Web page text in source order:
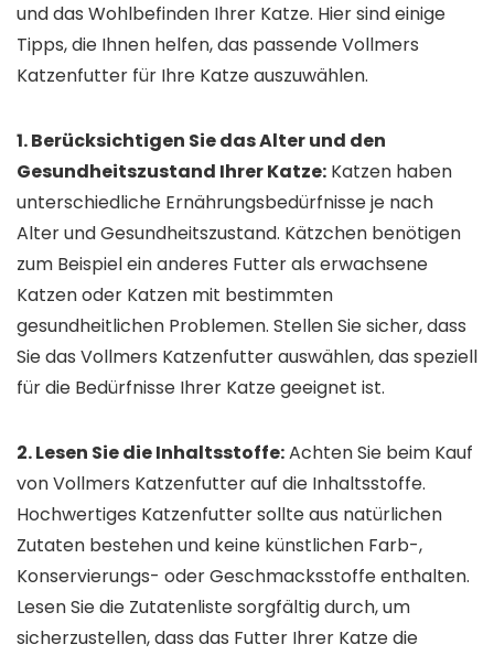
und das Wohlbefinden Ihrer Katze. Hier sind einige
Tipps, die Ihnen helfen, das passende Vollmers
Katzenfutter für Ihre Katze auszuwählen.
1. Berücksichtigen Sie das Alter und den
Gesundheitszustand Ihrer Katze: Katzen haben
unterschiedliche Ernährungsbedürfnisse je nach
Alter und Gesundheitszustand. Kätzchen benötigen
zum Beispiel ein anderes Futter als erwachsene
Katzen oder Katzen mit bestimmten
gesundheitlichen Problemen. Stellen Sie sicher, dass
Sie das Vollmers Katzenfutter auswählen, das speziell
für die Bedürfnisse Ihrer Katze geeignet ist.
2. Lesen Sie die Inhaltsstoffe:Achten Sie beim Kauf
von Vollmers Katzenfutter auf die Inhaltsstoffe.
Hochwertiges Katzenfutter sollte aus natürlichen
Zutaten bestehen und keine künstlichen Farb-,
Konservierungs- oder Geschmacksstoffe enthalten.
Lesen Sie die Zutatenliste sorgfältig durch, um
sicherzustellen, dass das Futter Ihrer Katze die